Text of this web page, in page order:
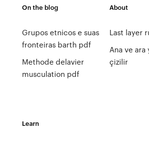
On the blog
Grupos etnicos e suas
fronteiras barth pdf
Methode delavier
musculation pdf
About
Last layer
Ana ve ara
çizilir
Learn